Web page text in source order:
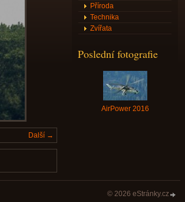
Další →
Příroda
Technika
Zvířata
Poslední fotografie
AirPower 2016
© 2026 eStránky.cz